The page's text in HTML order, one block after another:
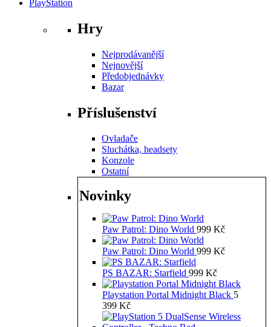
PlayStation
Hry
Nejprodávanější
Nejnovější
Předobjednávky
Bazar
Příslušenství
Ovladače
Sluchátka, headsety
Konzole
Ostatní
Novinky
Paw Patrol: Dino World 999 Kč
Paw Patrol: Dino World 999 Kč
PS BAZAR: Starfield 999 Kč
Playstation Portal Midnight Black 5
399 Kč